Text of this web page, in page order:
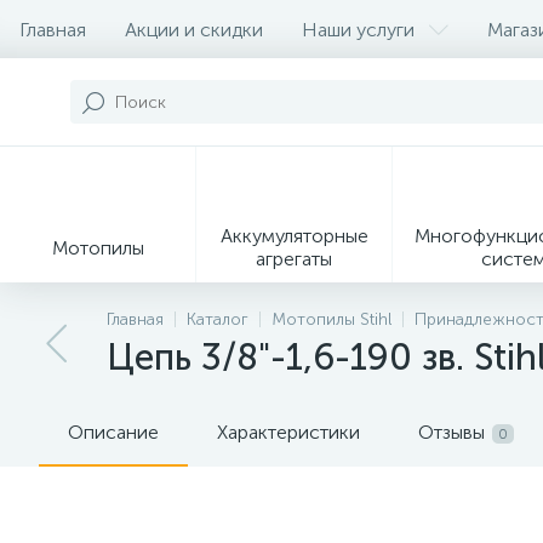
Главная Акции и скидки Наши услуги
Контакты
Мотопилы
Аккумуляторные
агрегаты
Садовые
мотоножницы и
Садовые
Главная Каталог Мотопилы Stihl
Цепь 3/8"-1,6-190 зв.
Описание Характеристики Отзывы 0